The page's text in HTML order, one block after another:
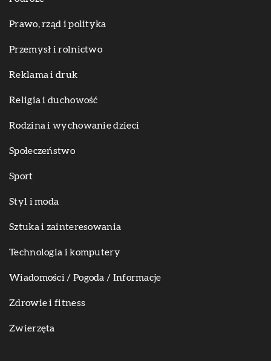
Prawo, rząd i polityka
Przemysł i rolnictwo
Reklama i druk
Religia i duchowość
Rodzina i wychowanie dzieci
Społeczeństwo
Sport
Styl i moda
Sztuka i zainteresowania
Technologia i komputery
Wiadomości / Pogoda / Informacje
Zdrowie i fitness
Zwierzęta